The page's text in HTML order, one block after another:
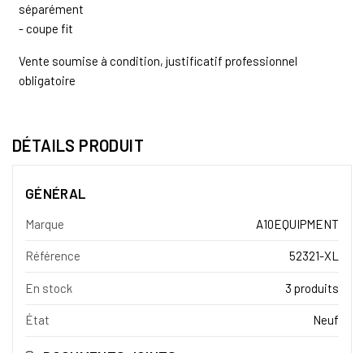
séparément
- coupe fit
Vente soumise à condition, justificatif professionnel
obligatoire
DÉTAILS PRODUIT
GÉNÉRAL
Marque A10EQUIPMENT
Référence 52321-XL
En stock 3 produits
État Neuf